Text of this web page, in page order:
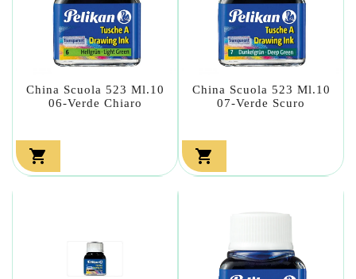
China Scuola 523 Ml.10
06-Verde Chiaro

China Scuola 523 Ml.10
07-Verde Scuro
